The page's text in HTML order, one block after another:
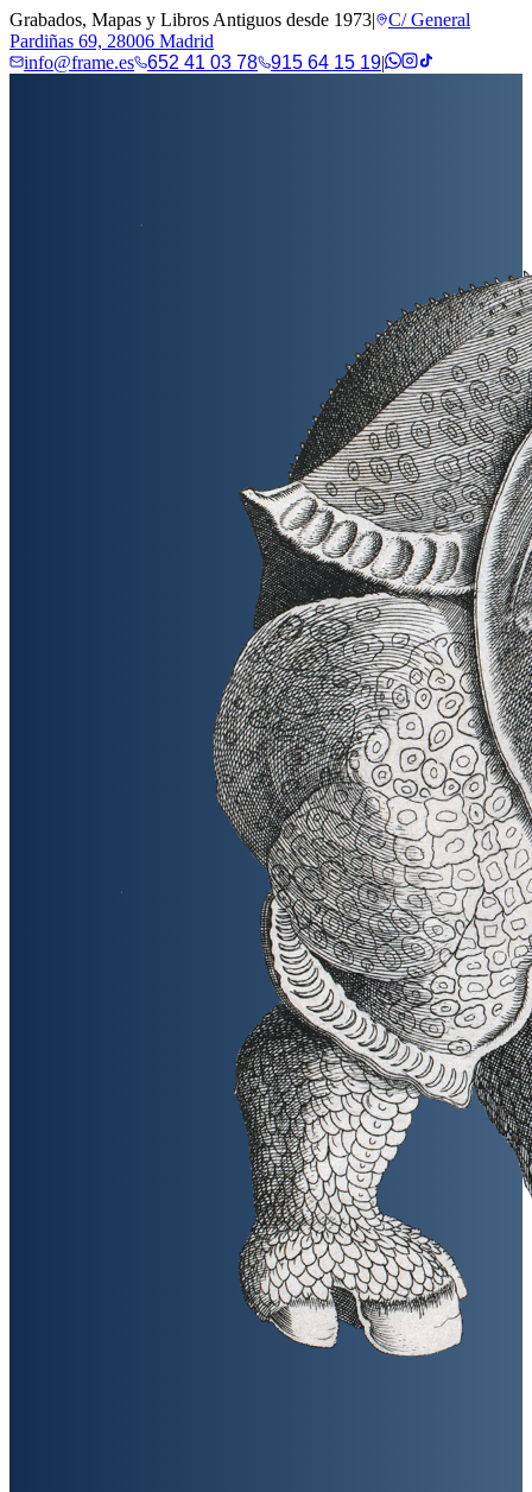
Grabados, Mapas y Libros Antiguos desde 1973|
C/ General
Pardiñas 69, 28006 Madrid
info@frame.es
652 41 03 78 915 64 15 19|